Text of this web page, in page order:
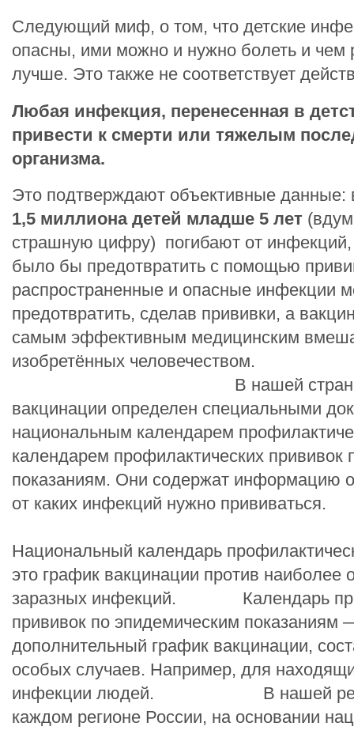
Следующий миф, о том, что детские
опасны, ими можно и нужно болеть и чем
лучше. Это также не соответствует
Любая инфекция, перенесенная в
привести к смерти или тяжелым
организма.
Это подтверждают объективные
1,5 миллиона детей младше 5 лет
страшную цифру) погибают от
было бы предотвратить с помощью
распространенные и опасные инфекции
предотвратить, сделав прививки, а
самым эффективным медицинским
изобретённых
В нашей стране
вакцинации определен специальными
национальным календарем
календарем профилактических прививок
показаниям. Они содержат информацию о
от каких инфекций нужно прививаться.
Национальный календарь
это график вакцинации против наиболее
заразных инфекций. Календарь
прививок по эпидемическим показаниям
дополнительный график вакцинации,
особых случаев. Например, для
инфекции людей. В нашей
каждом регионе России, на основании